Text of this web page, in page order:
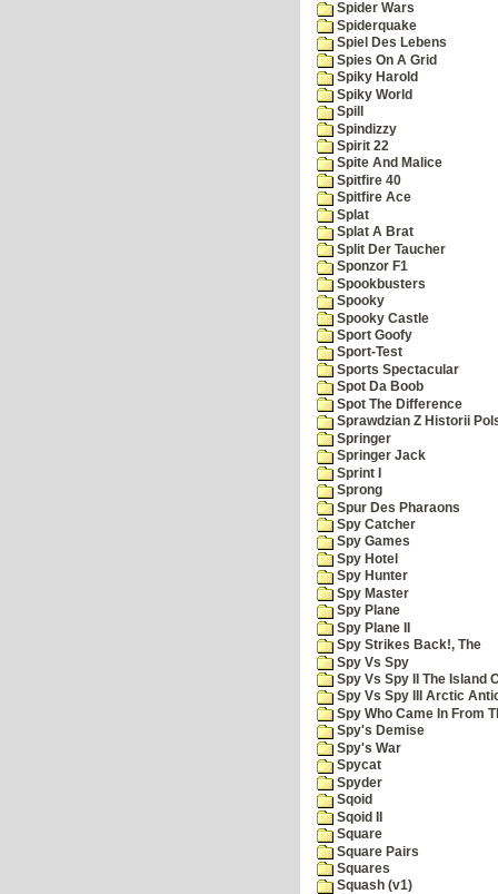
Spider Wars
Spiderquake
Spiel Des Lebens
Spies On A Grid
Spiky Harold
Spiky World
Spill
Spindizzy
Spirit 22
Spite And Malice
Spitfire 40
Spitfire Ace
Splat
Splat A Brat
Split Der Taucher
Sponzor F1
Spookbusters
Spooky
Spooky Castle
Sport Goofy
Sport-Test
Sports Spectacular
Spot Da Boob
Spot The Difference
Sprawdzian Z Historii
Springer
Springer Jack
Sprint I
Sprong
Spur Des Pharaons
Spy Catcher
Spy Games
Spy Hotel
Spy Hunter
Spy Master
Spy Plane
Spy Plane II
Spy Strikes Back!, The
Spy Vs Spy
Spy Vs Spy II The Island
Spy Vs Spy III Arctic
Spy Who Came In From
Spy's Demise
Spy's War
Spycat
Spyder
Sqoid
Sqoid II
Square
Square Pairs
Squares
Squash (v1)